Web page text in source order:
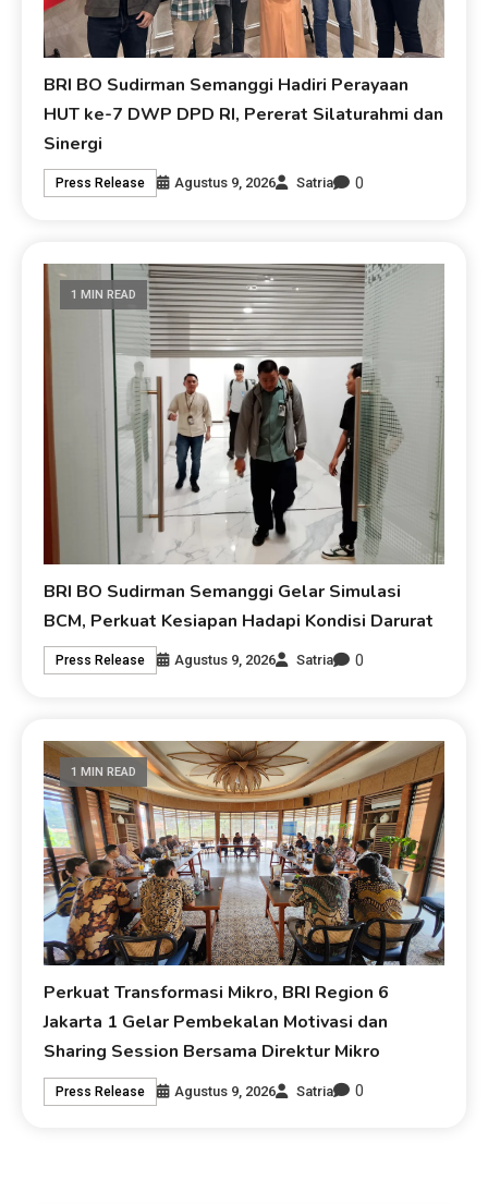
BRI BO Sudirman Semanggi Hadiri Perayaan
HUT ke-7 DWP DPD RI, Pererat Silaturahmi dan
Sinergi
Press Release Agustus 9, 2026 Satria 0
1 MIN READ
BRI BO Sudirman Semanggi Gelar Simulasi
BCM, Perkuat Kesiapan Hadapi Kondisi Darurat
Press Release Agustus 9, 2026 Satria 0
1 MIN READ
Perkuat Transformasi Mikro, BRI Region 6
Jakarta 1 Gelar Pembekalan Motivasi dan
Sharing Session Bersama Direktur Mikro
Press Release Agustus 9, 2026 Satria 0